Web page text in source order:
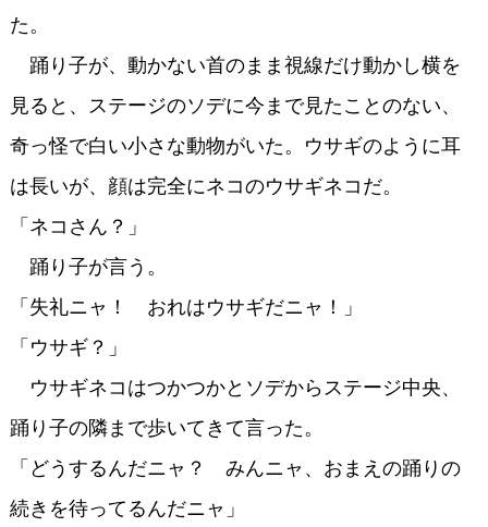
た。
踊り子が、動かない首のまま視線だけ動かし横を
見ると、ステージのソデに今まで見たことのない、
奇っ怪で白い小さな動物がいた。ウサギのように耳
は長いが、顔は完全にネコのウサギネコだ。
「ネコさん？」
踊り子が言う。
「失礼ニャ！ おれはウサギだニャ！」
「ウサギ？」
ウサギネコはつかつかとソデからステージ中央、
踊り子の隣まで歩いてきて言った。
「どうするんだニャ？ みんニャ、おまえの踊りの
続きを待ってるんだニャ」